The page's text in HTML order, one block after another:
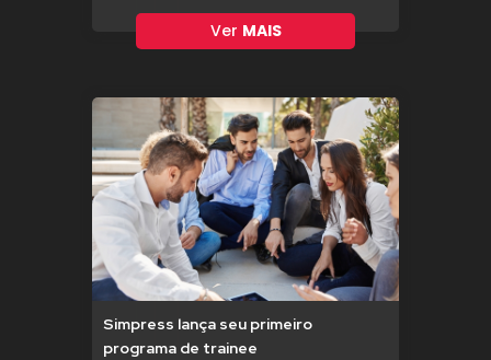
Ver MAIS
Simpress lança seu primeiro
programa de trainee